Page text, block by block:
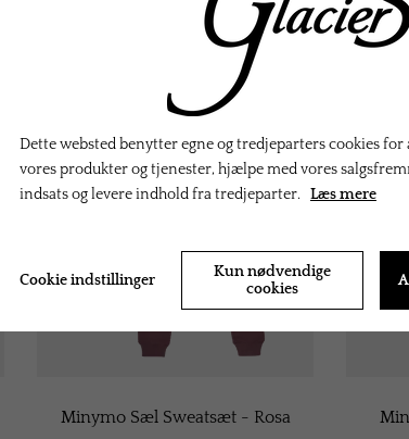
Minymo Sæl Sweatsæt - Rosa
Dette websted benytter egne og tredjeparters cookies
vores produkter og tjenester, hjælpe med vores
indsats og levere indhold fra tredjeparter. Læs mere
Cookie indstillinger
Kun nødvendige
cookies